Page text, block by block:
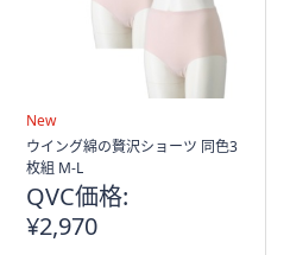
New
ウイング綿の贅沢ショーツ 同色3
枚組 M-L
QVC価格:
¥2,970